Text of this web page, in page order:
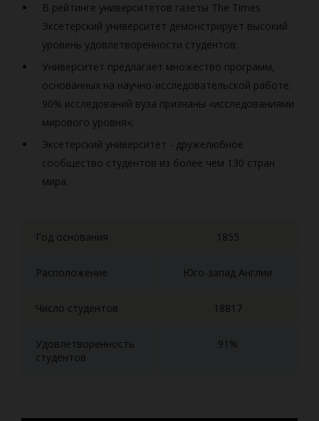
В рейтинге университетов газеты The Times
Эксетерский университет демонстрирует высокий
уровень удовлетворенности студентов;
Университет предлагает множество программ,
основанных на научно-исследовательской работе.
90% исследований вуза признаны «исследованиями
мирового уровня»;
Эксетерский университет - дружелюбное
сообщество студентов из более чем 130 стран
мира.
Год основания 1855
Расположение Юго-запад Англии
Число студентов 18817
Удовлетворенность
студентов
91%